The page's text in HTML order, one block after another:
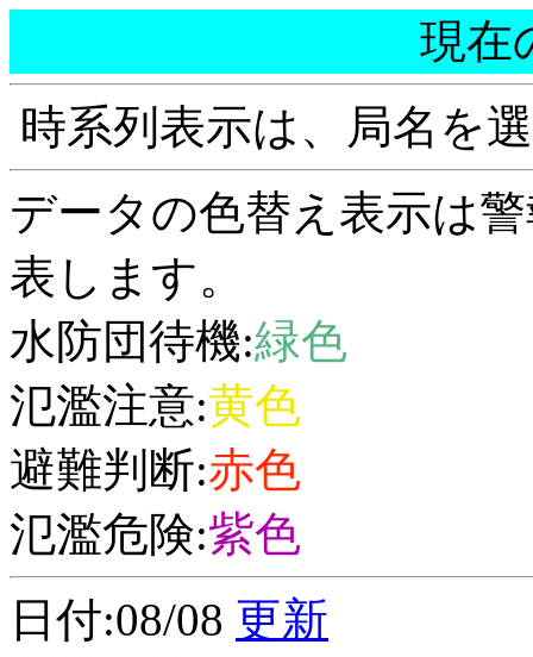
現在
時系列表示は、局名を
データの色替え表示は
表します。
水防団待機:緑色
氾濫注意:黄色
避難判断:赤色
氾濫危険:紫色
日付:08/08 更新